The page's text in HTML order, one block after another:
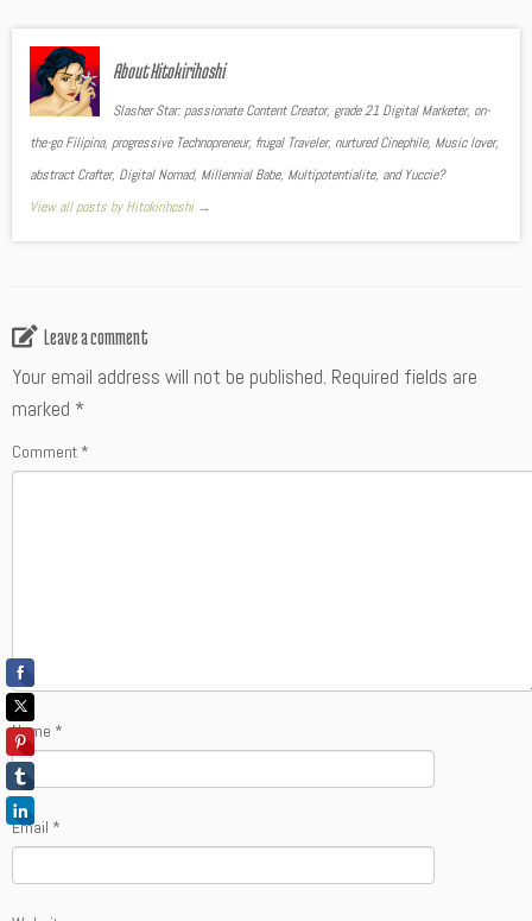
About Hitokirihoshi
Slasher Star: passionate Content Creator, grade 21 Digital Marketer, on-
the-go Filipina, progressive Technopreneur, frugal Traveler, nurtured Cinephile, Music lover,
abstract Crafter, Digital Nomad, Millennial Babe, Multipotentialite, and Yuccie?
View all posts by Hitokirihoshi →
Leave a comment
Your email address will not be published. Required fields are
marked *
Comment *
Name *
Email *